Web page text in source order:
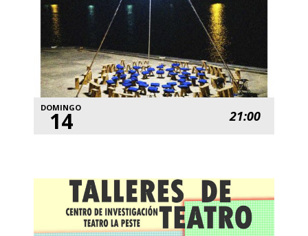
DOMINGO
14 21:00